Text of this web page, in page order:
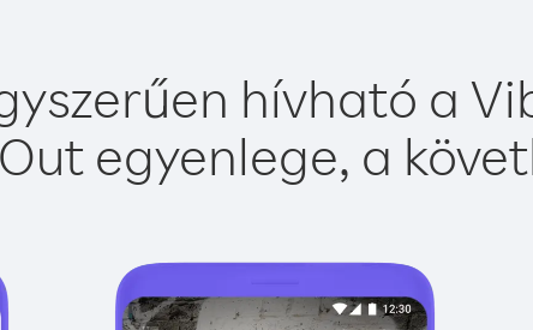
hívható a
egyenlege, a